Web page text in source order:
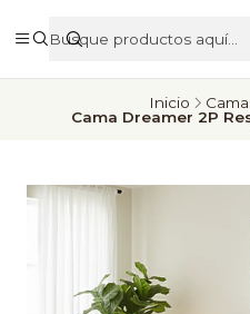
Inicio
Cama Dreamer 2P